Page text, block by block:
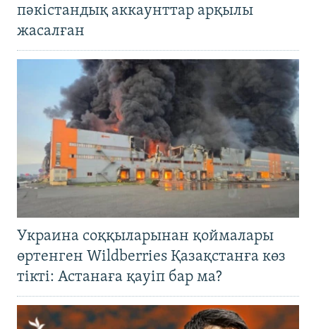
пәкістандық аккаунттар арқылы
жасалған
Украина соққыларынан қоймалары
өртенген Wildberries Қазақстанға көз
тікті: Астанаға қауіп бар ма?